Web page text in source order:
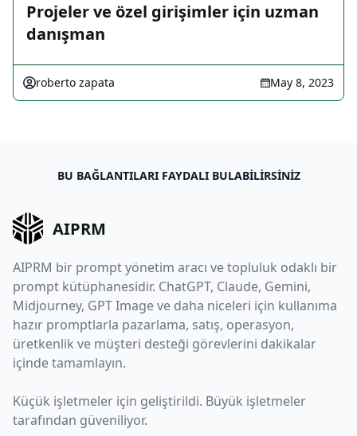
Projeler ve özel girişimler için uzman
danışman
roberto zapata May 8, 2023
BU BAĞLANTILARI FAYDALI BULABILIRSINIZ
AIPRM
AIPRM bir prompt yönetim aracı ve topluluk odaklı bir
prompt kütüphanesidir. ChatGPT, Claude, Gemini,
Midjourney, GPT Image ve daha niceleri için kullanıma
hazır promptlarla pazarlama, satış, operasyon,
üretkenlik ve müşteri desteği görevlerini dakikalar
içinde tamamlayın.
Küçük işletmeler için geliştirildi. Büyük işletmeler
tarafından güveniliyor.